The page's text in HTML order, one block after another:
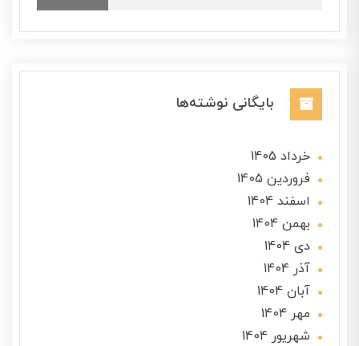
بایگانی نوشته‌ها
خرداد 1405
فروردین 1405
اسفند 1404
بهمن 1404
دی 1404
آذر 1404
آبان 1404
مهر 1404
شهریور 1404